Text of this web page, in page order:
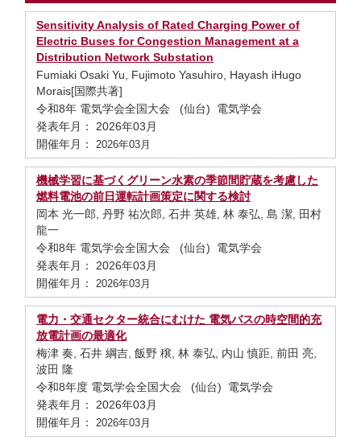
Sensitivity Analysis of Rated Charging Power of
Electric Buses for Congestion Management at a
Distribution Network Substation
Fumiaki Osaki Yu, Fujimoto Yasuhiro, Hayash iHugo
Morais[国際共著]
令和8年 電気学会全国大会 (仙台) 電気学会
発表年月： 2026年03月
開催年月： 2026年03月
機械学習に基づくグリーン水素の季節間貯蔵を考慮した
燃料電池の前日運転計画策定に関する検討
岡本 光一郎, 丹野 祐次郎, 石井 英雄, 林 泰弘, 島 潔, 田村
龍一
令和8年 電気学会全国大会 (仙台) 電気学会
発表年月： 2026年03月
開催年月： 2026年03月
電力・交通セクター統合にむけた 電気バスの時空間的充
放電計画の最適化
梅津 奏, 石井 綱吉, 飯野 穣, 林 泰弘, 内山 慎距, 前田 亮,
波田 隆
令和8年度 電気学会全国大会 (仙台) 電気学会
発表年月： 2026年03月
開催年月： 2026年03月